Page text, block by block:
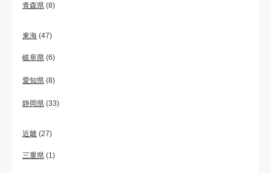
青森県 (8)
東海 (47)
岐阜県 (6)
愛知県 (8)
静岡県 (33)
近畿 (27)
三重県 (1)